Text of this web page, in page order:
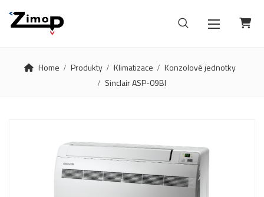
Home Produkty Klimatizace
Konzolové jednotky
Sinclair ASP-09BI